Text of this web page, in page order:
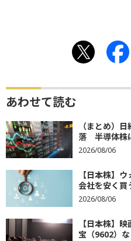
あわせて読む
（まとめ）
落 半導体株
2026/08/06
【日本株】
会社を安く買
2026/08/06
【日本株】
宝（9602）